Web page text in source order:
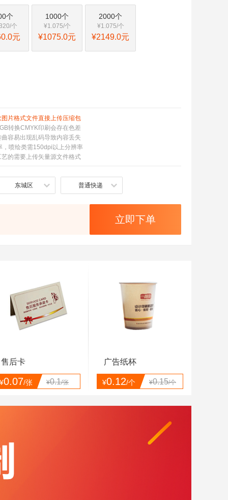
个
个
元
1000个
¥1.075/个
¥1075.0元
2000个
¥1.075/个
¥2149.0元
片格式文件直接上传压缩包
转换CMYK印刷会存在色差
容易出现乱码导致内容丢失
喷绘类需150dpi以上分辨率
的需要上传矢量源文件格式
东城区 普通快递
立即下单
售后卡
¥0.07/张 ¥0.1/张
广告纸杯
¥0.12/个 ¥0.15/个